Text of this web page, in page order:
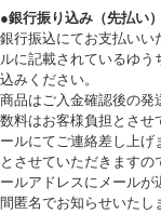
●銀行振り込み（先払い）
銀行振込にてお支払いい
ルに記載されているゆう
込みください。
商品はご入金確認後の発
数料はお客様負担とさせ
ールにてご連絡差し上
とさせていただきます
ールアドレスにメールが
間匿名でお知らせいたし